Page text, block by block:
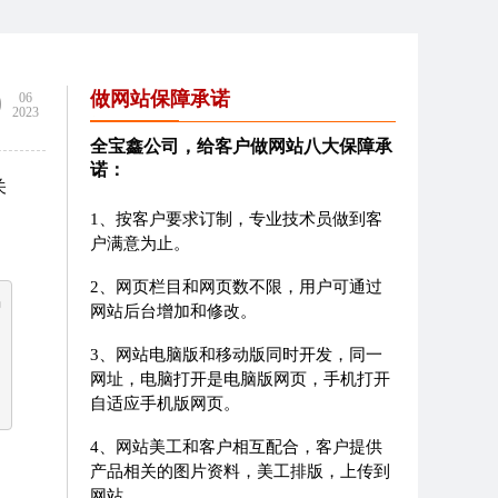
06
2023
做网站保障承诺
全宝鑫公司，给客户做网站八大保障承
诺：
1、按客户要求订制，专业技术员做到客
户满意为止。
2、网页栏目和网页数不限，用户可通过
网站后台增加和修改。
3、网站电脑版和移动版同时开发，同一
网址，电脑打开是电脑版网页，手机打开
自适应手机版网页。
4、网站美工和客户相互配合，客户提供
产品相关的图片资料，美工排版，上传到